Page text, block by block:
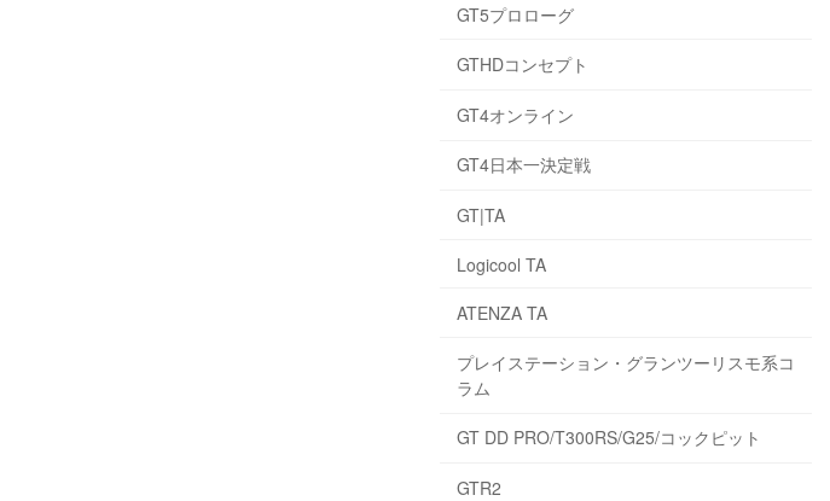
GT5プロローグ
GTHDコンセプト
GT4オンライン
GT4日本一決定戦
GT|TA
Logicool TA
ATENZA TA
プレイステーション・グランツーリスモ系コ
ラム
GT DD PRO/T300RS/G25/コックピット
GTR2